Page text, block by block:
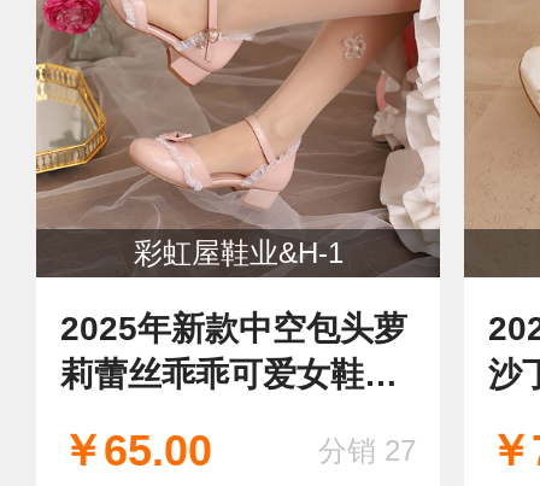
彩虹屋鞋业&H-1
2025年新款中空包头萝
莉蕾丝乖乖可爱女鞋甜
￥65.00 分销 27
沙
女